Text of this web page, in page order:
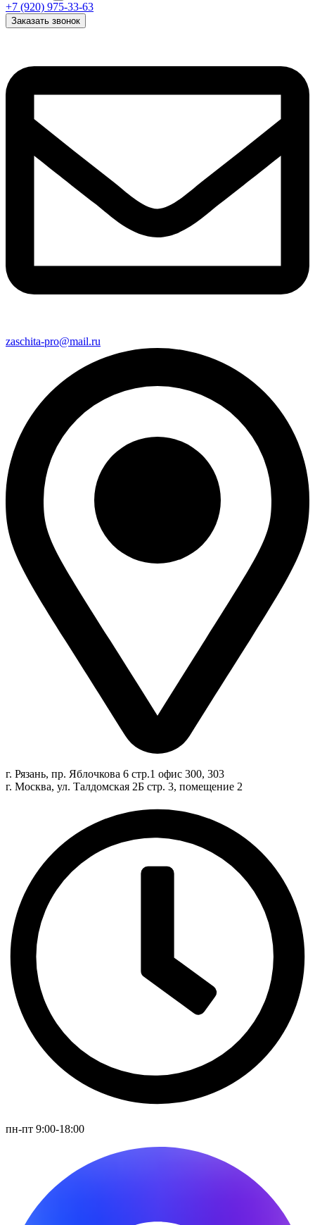
+7 (920) 975-33-63
Заказать звонок
zaschita-pro@mail.ru
г. Рязань, пр. Яблочкова 6 стр.1 офис 300, 303
г. Москва, ул. Талдомская 2Б стр. 3, помещение 2
пн-пт 9:00-18:00